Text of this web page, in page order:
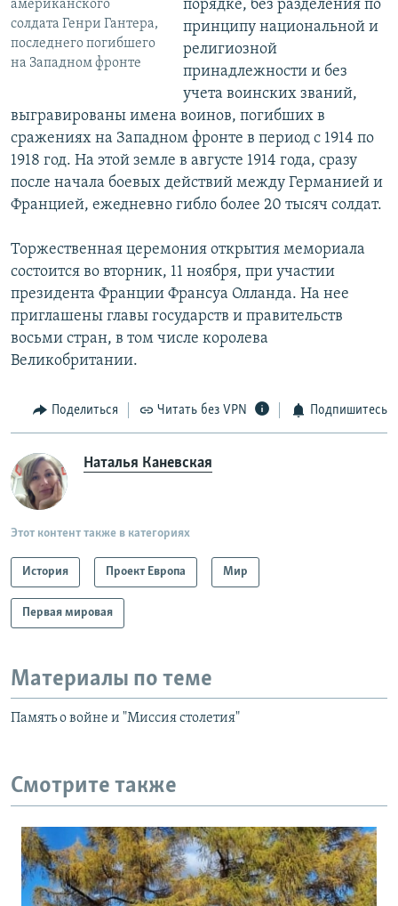
американского
солдата Генри Гантера,
последнего погибшего
на Западном фронте
порядке, без разделения по
принципу национальной и
религиозной
принадлежности и без
учета воинских званий,
выгравированы имена воинов, погибших в
сражениях на Западном фронте в период с 1914 по
1918 год. На этой земле в августе 1914 года, сразу
после начала боевых действий между Германией и
Францией, ежедневно гибло более 20 тысяч солдат.
Торжественная церемония открытия мемориала
состоится во вторник, 11 ноября, при участии
президента Франции Франсуа Олланда. На нее
приглашены главы государств и правительств
восьми стран, в том числе королева
Великобритании.
Поделиться Читать без VPN Подпишитесь
Наталья Каневская
Этот контент также в категориях
История Проект Европа Мир
Первая мировая
Материалы по теме
Память о войне и "Миссия столетия"
Смотрите также